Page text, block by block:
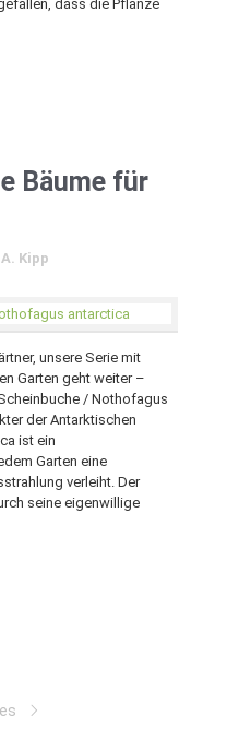
dass die Pflanze
Bäume für
A. Kipp
unsere Serie mit
Garten geht weiter –
/ Nothofagus
der Antarktischen
ist ein
Garten eine
verleiht. Der
seine eigenwillige